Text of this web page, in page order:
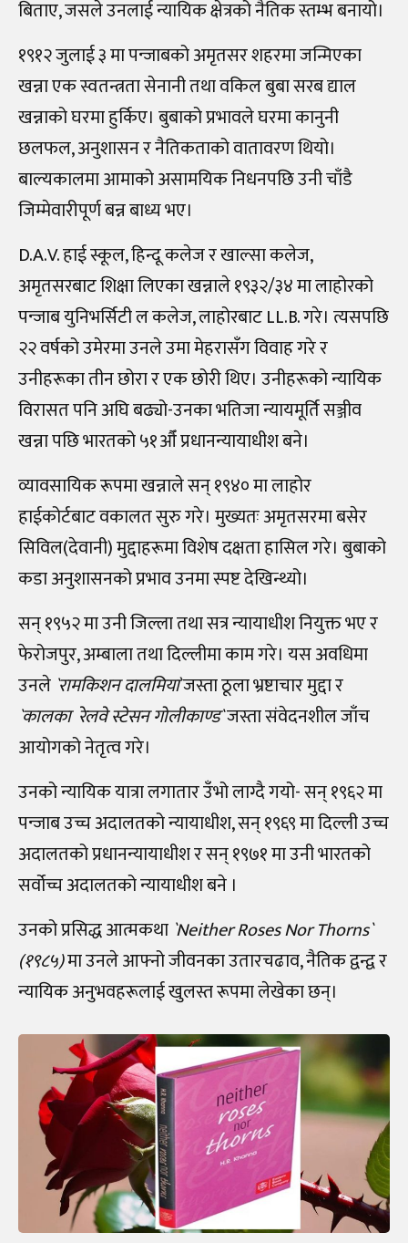
बिताए, जसले उनलाई न्यायिक क्षेत्रको नैतिक स्तम्भ बनायो।
१९१२ जुलाई ३ मा पन्जाबको अमृतसर शहरमा जन्मिएका
खन्ना एक स्वतन्त्रता सेनानी तथा वकिल बुबा सरब द्याल
खन्नाको घरमा हुर्किए। बुबाको प्रभावले घरमा कानुनी
छलफल, अनुशासन र नैतिकताको वातावरण थियो।
बाल्यकालमा आमाको असामयिक निधनपछि उनी चाँडै
जिम्मेवारीपूर्ण बन्न बाध्य भए।
D.A.V. हाई स्कूल, हिन्दू कलेज र खाल्सा कलेज,
अमृतसरबाट शिक्षा लिएका खन्नाले १९३२/३४ मा लाहोरको
पन्जाब युनिभर्सिटी ल कलेज, लाहोरबाट LL.B. गरे। त्यसपछि
२२ वर्षको उमेरमा उनले उमा मेहरासँग विवाह गरे र
उनीहरूका तीन छोरा र एक छोरी थिए। उनीहरूको न्यायिक
विरासत पनि अघि बढ्यो-उनका भतिजा न्यायमूर्ति सञ्जीव
खन्ना पछि भारतको ५१औँ प्रधानन्यायाधीश बने।
व्यावसायिक रूपमा खन्नाले सन् १९४० मा लाहोर
हाईकोर्टबाट वकालत सुरु गरे। मुख्यतः अमृतसरमा बसेर
सिविल(देवानी) मुद्दाहरूमा विशेष दक्षता हासिल गरे। बुबाको
कडा अनुशासनको प्रभाव उनमा स्पष्ट देखिन्थ्यो।
सन् १९५२ मा उनी जिल्ला तथा सत्र न्यायाधीश नियुक्त भए र
फेरोजपुर, अम्बाला तथा दिल्लीमा काम गरे। यस अवधिमा
उनले `रामकिशन दालमिया`जस्ता ठूला भ्रष्टाचार मुद्दा र
कालकारेलवे स्टेसन गोलीकाण्ड`जस्ता संवेदनशील जाँच
आयोगको नेतृत्व गरे।
उनको न्यायिक यात्रा लगातार उँभो लाग्दै गयो- सन् १९६२ मा
पन्जाब उच्च अदालतको न्यायाधीश, सन् १९६९ मा दिल्ली उच्च
अदालतको प्रधानन्यायाधीश र सन् १९७१ मा उनी भारतको
सर्वोच्च अदालतको न्यायाधीश बने ।
उनको प्रसिद्ध आत्मकथा `Neither Roses Nor Thorns`
(१९८५)मा उनले आफ्नो जीवनका उतारचढाव, नैतिक द्वन्द्व र
न्यायिक अनुभवहरूलाई खुलस्त रूपमा लेखेका छन्।